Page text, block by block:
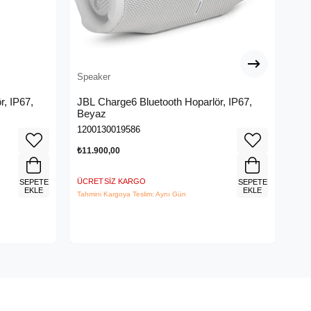
IP67,
SEPETE
EKLE
Speaker
JBL Charge6 Bluetooth Hoparlör, IP67,
Beyaz
1200130019586
₺11.900,00
ÜCRETSIZ KARGO
Tahmini Kargoya Teslim: Aynı Gün
SEPETE
EKLE